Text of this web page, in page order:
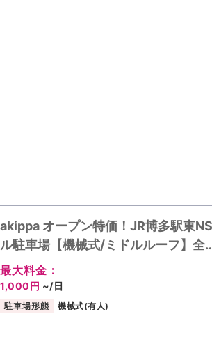
akippa オープン特価！JR博多駅東
ル駐車場【機械式/ミドルルーフ】全
最大料金：
1,000円 ~/日
駐車場形態 機械式(有人)